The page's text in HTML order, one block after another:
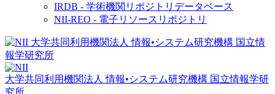
IRDB - 学術機関リポジトリデータベース
NII-REO - 電子リソースリポジトリ
大学共同利用機関法人 情報•システム研究機構 国立情報学研